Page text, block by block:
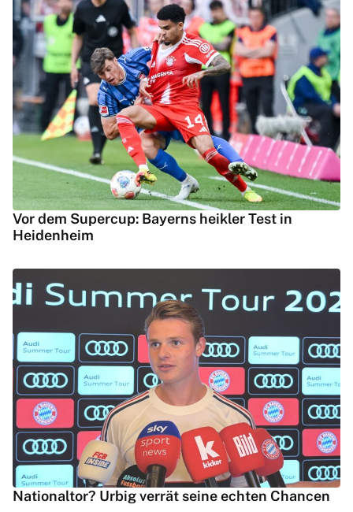
Vor dem Supercup: Bayerns heikler Test in
Heidenheim
Nationaltor? Urbig verrät seine echten Chancen